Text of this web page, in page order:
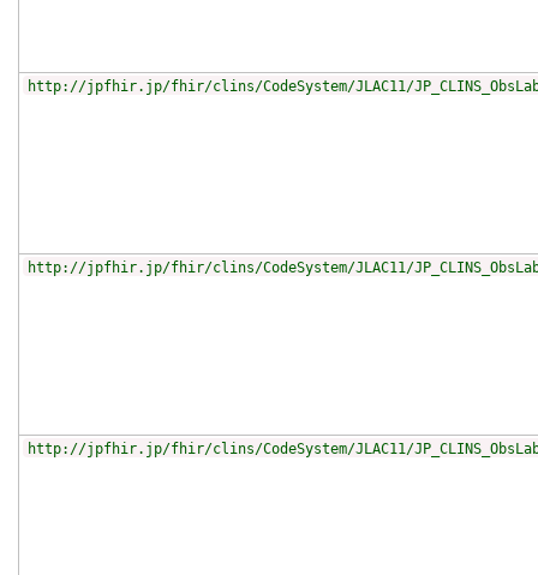
http://jpfhir.jp/fhir/clins/CodeSystem/JLAC11/
http://jpfhir.jp/fhir/clins/CodeSystem/JLAC11/
http://jpfhir.jp/fhir/clins/CodeSystem/JLAC11/